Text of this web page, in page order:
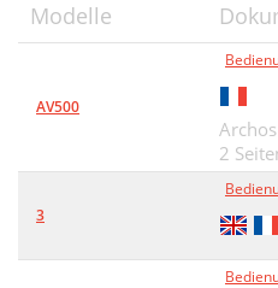
Modelle
AV500
2
3